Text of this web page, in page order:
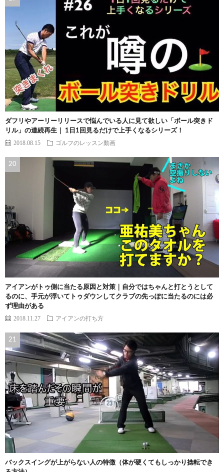
ダフリやアーリーリリースで悩んでいる人に見て欲しい「ボール突きド
リル」の連続再生｜ 1日1回見るだけで上手くなるシリーズ！
2018.08.15 ゴルフのレッスン動画
アイアンがトゥ側に当たる原因と対策｜自分ではちゃんと打とうとして
るのに、手元が浮いてトゥダウンしてクラブの先っぽに当たるのには必
ず理由がある
2018.11.27 アイアンの打ち方
バックスイングが上がらない人の特徴（体が硬くてもしっかり捻転でき